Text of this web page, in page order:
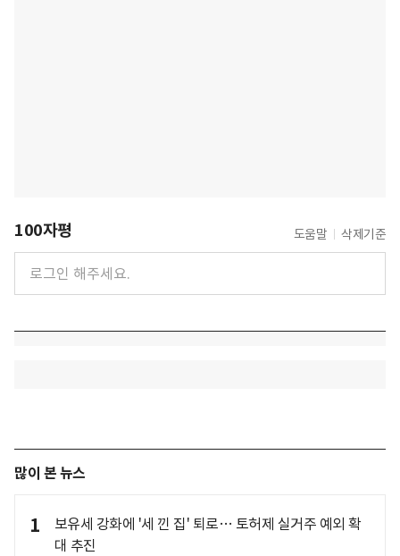
100자평 도움말 삭제기준
많이 본 뉴스
1
보유세 강화에 '세 낀 집' 퇴로… 토허제 실거주 예외 확
대 추진